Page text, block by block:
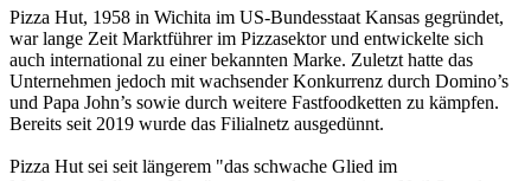
Pizza Hut, 1958 in Wichita im US-Bundesstaat Kansas gegründet,
war lange Zeit Marktführer im Pizzasektor und entwickelte sich
auch international zu einer bekannten Marke. Zuletzt hatte das
Unternehmen jedoch mit wachsender Konkurrenz durch Domino’s
und Papa John’s sowie durch weitere Fastfoodketten zu kämpfen.
Bereits seit 2019 wurde das Filialnetz ausgedünnt.
Pizza Hut sei seit längerem "das schwache Glied im